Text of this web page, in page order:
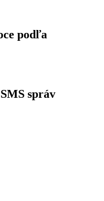
podľa
správ